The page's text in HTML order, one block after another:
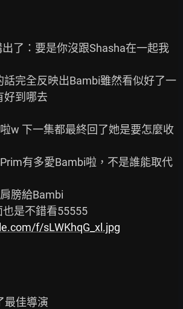
了：要是你沒跟Shasha在一起我
話完全反映出Bambi雖然看似好了一
好到哪去
w 下一集都最終回了她是要怎麼收
有多愛Bambi啦，不是誰能取代
f/sLWKhqG_xl.jpg
最佳導演